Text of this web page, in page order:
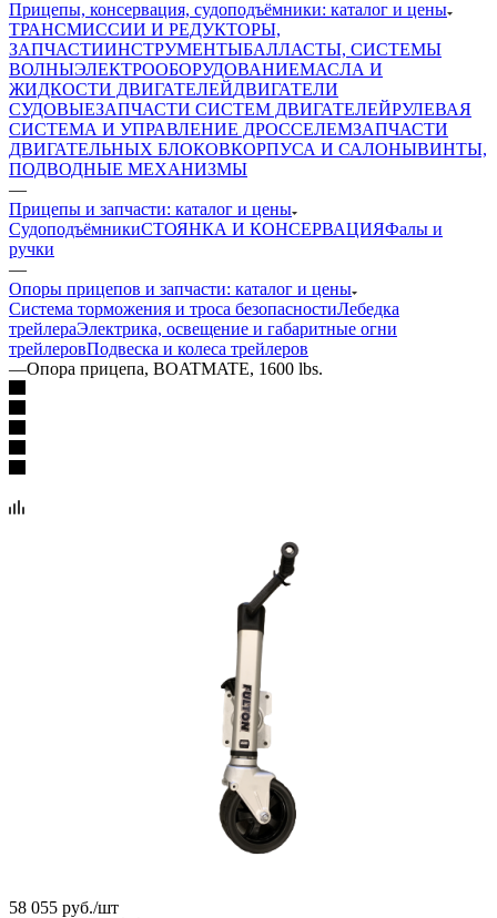
Прицепы, консервация, судоподъёмники: каталог и цены
ТРАНСМИССИИ И РЕДУКТОРЫ,
ЗАПЧАСТИИНСТРУМЕНТЫБАЛЛАСТЫ, СИСТЕМЫ
ВОЛНЫЭЛЕКТРООБОРУДОВАНИЕМАСЛА И
ЖИДКОСТИ ДВИГАТЕЛЕЙДВИГАТЕЛИ
СУДОВЫЕЗАПЧАСТИ СИСТЕМ ДВИГАТЕЛЕЙРУЛЕВАЯ
СИСТЕМА И УПРАВЛЕНИЕ ДРОССЕЛЕМЗАПЧАСТИ
ДВИГАТЕЛЬНЫХ БЛОКОВКОРПУСА И САЛОНЫВИНТЫ,
ПОДВОДНЫЕ МЕХАНИЗМЫ
—
Прицепы и запчасти: каталог и цены
СудоподъёмникиСТОЯНКА И КОНСЕРВАЦИЯФалы и
ручки
—
Опоры прицепов и запчасти: каталог и цены
Система торможения и троса безопасностиЛебедка
трейлераЭлектрика, освещение и габаритные огни
трейлеровПодвеска и колеса трейлеров
—Опора прицепа, BOATMATE, 1600 lbs.
58 055 руб./шт